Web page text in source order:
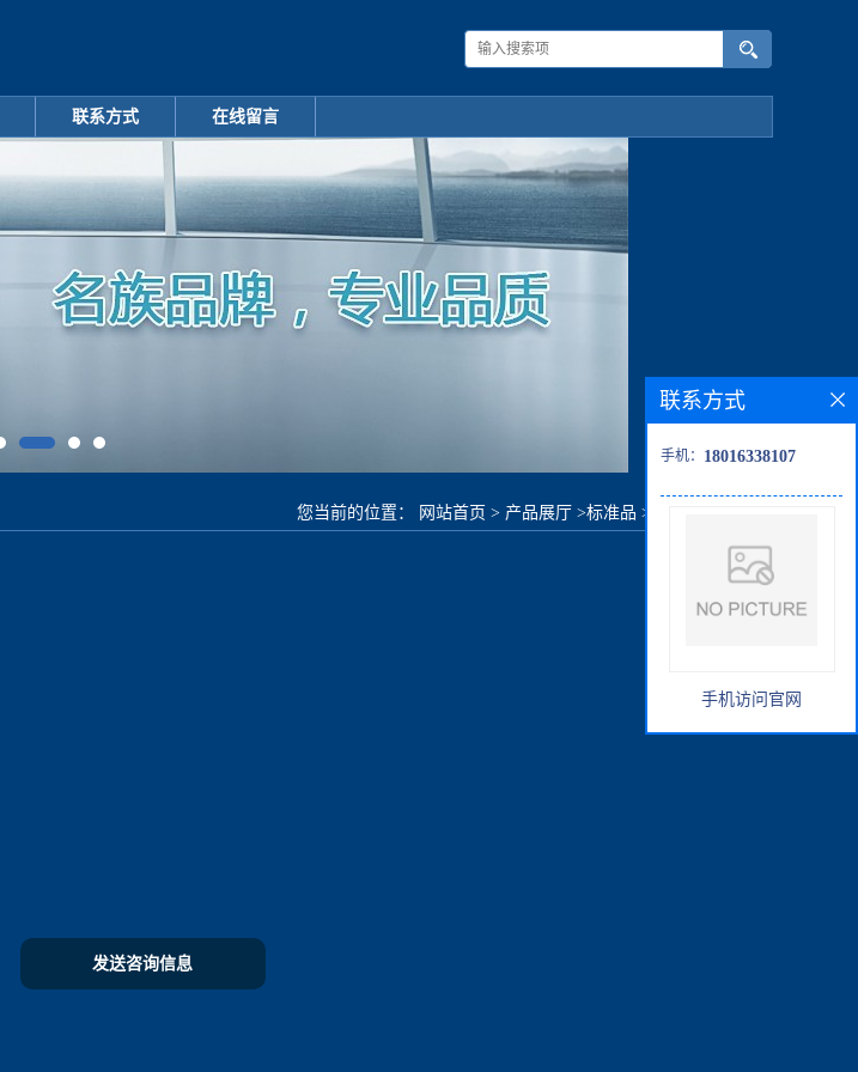
联系方式 在线留言
您当前的位置： 网站首页 > 产品展厅 >标准品 >
发送咨询信息
联系方式
手机： 18016338107
手机访问官网